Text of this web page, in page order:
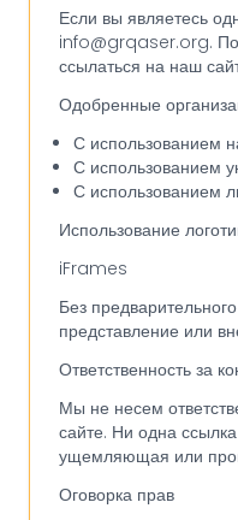
Если вы являетесь
info@grqaser.org.
ссылаться на наш
Одобренные
С использованием
С использованием
С использованием
Использование
iFrames
Без
представление или
Ответственность за
Мы не несем
сайте. Ни одна
ущемляющая или
Оговорка прав